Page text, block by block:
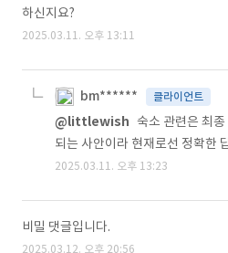
하신지요?
2025.03.11. 오후 13:11
bm****** 클라이언트
@littlewish 숙소 관련은 최
되는 사안이라 현재로선 정확한
2025.03.11. 오후 13:23
비밀 댓글입니다.
2025.03.12. 오후 20:56